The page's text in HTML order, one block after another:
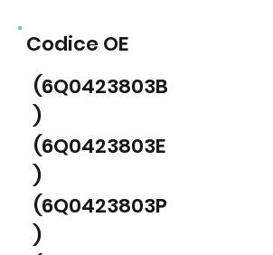
Codice OE
(6Q0423803B
)
(6Q0423803E
)
(6Q0423803P
)